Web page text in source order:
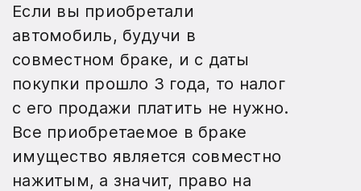
Если вы приобретали
автомобиль, будучи в
совместном браке, и с даты
покупки прошло 3 года, то налог
с его продажи платить не нужно.
Все приобретаемое в браке
имущество является совместно
нажитым, а значит, право на